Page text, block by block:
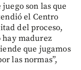
son las que
el Centro
del proceso,
hay madurez
que jugamos
las normas”,